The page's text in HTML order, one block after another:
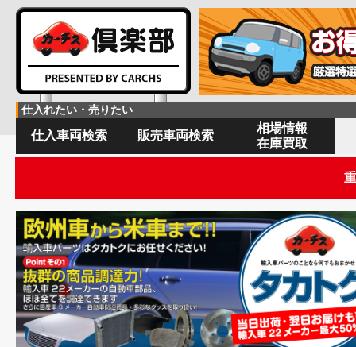
仕入れたい・売りたい
仕入車両検索 販売車両検索
相場情報
在庫買取